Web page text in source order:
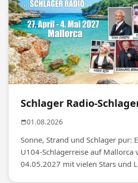
Schlager Radio-
01.08.2026
Sonne, Strand und Schlager pur:
U104-Schlagerreise auf Mallorca
04.05.2027 mit vielen Stars und